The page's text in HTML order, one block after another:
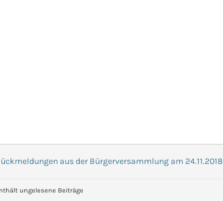
aus der Bürgerversammlung am 24.11.2018
ungelesene Beiträge